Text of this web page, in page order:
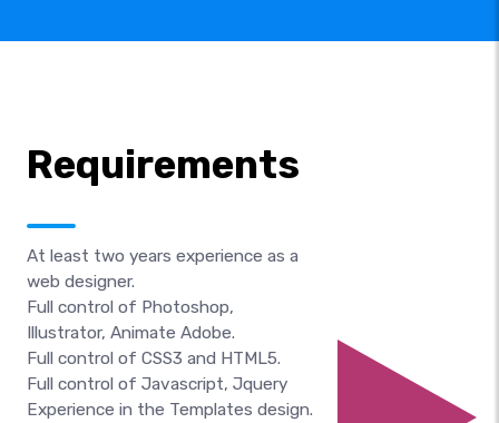
Requirements
At least two years experience as a
web designer.
Full control of Photoshop,
Illustrator, Animate Adobe.
Full control of CSS3 and HTML5.
Full control of Javascript, Jquery
Experience in the Templates design.